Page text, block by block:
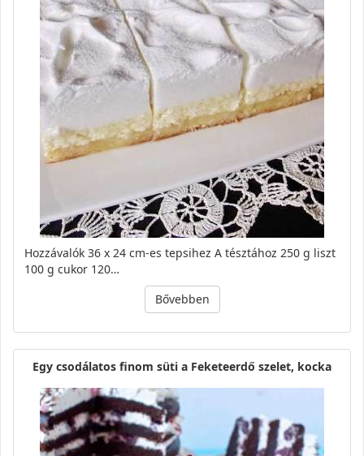
Hozzávalók 36 x 24 cm-es tepsihez A tésztához 250 g liszt
100 g cukor 120…
Bővebben
Egy csodálatos finom süti a Feketeerdő szelet, kocka